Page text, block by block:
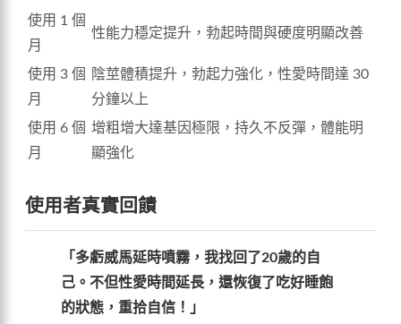
使用 1 個
月
性能力穩定提升，勃起時間與硬度明顯改善
使用 3 個
月
陰莖體積提升，勃起力強化，性愛時間達 30
分鐘以上
使用 6 個
月
增粗增大達基因極限，持久不反彈，體能明
顯強化
使用者真實回饋
「多虧威馬延時噴霧，我找回了20歲的自
己。不但性愛時間延長，還恢復了吃好睡飽
的狀態，重拾自信！」